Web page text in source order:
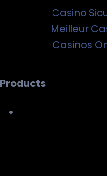
Casino
Meilleur
Casinos
Products